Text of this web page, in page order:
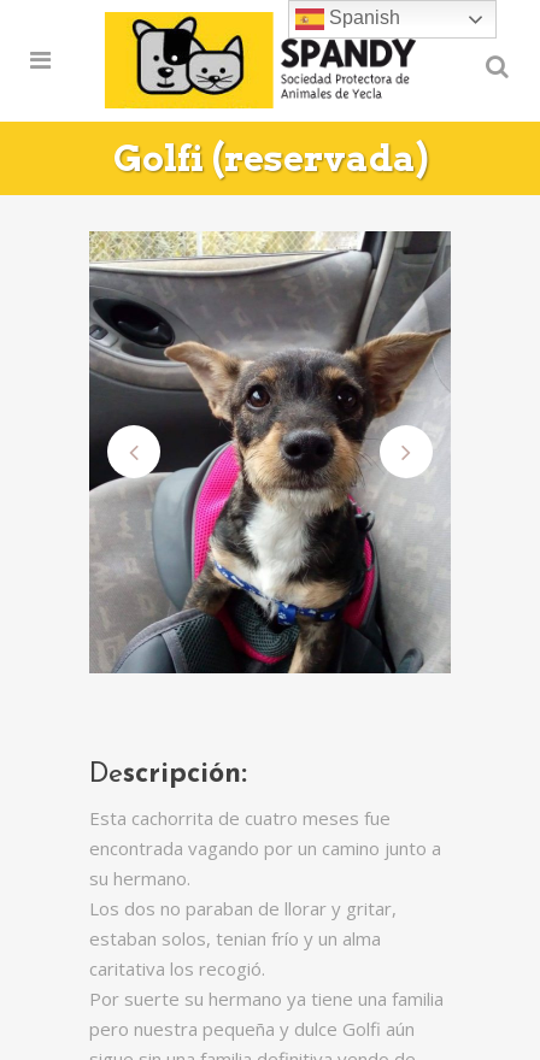
Golfi (reservada)
Descripción:
Esta cachorrita de cuatro meses fue
encontrada vagando por un camino junto a
su hermano.
Los dos no paraban de llorar y gritar,
estaban solos, tenian frío y un alma
caritativa los recogió.
Por suerte su hermano ya tiene una familia
pero nuestra pequeña y dulce Golfi aún
Spanish